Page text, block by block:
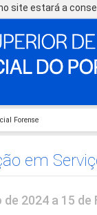
site estará a
Forense
em
de 2024 a 15